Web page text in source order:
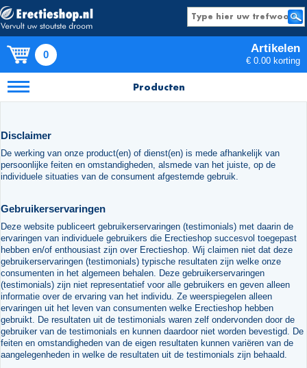
0 Artikelen
€ 0.00 korting
Producten
Disclaimer
De werking van onze product(en) of dienst(en) is mede afhankelijk van
persoonlijke feiten en omstandigheden, alsmede van het juiste, op de
individuele situaties van de consument afgestemde gebruik.
Gebruikerservaringen
Deze website publiceert gebruikerservaringen (testimonials) met daarin de
ervaringen van individuele gebruikers die Erectieshop succesvol toegepast
hebben en/of enthousiast zijn over Erectieshop. Wij claimen niet dat deze
gebruikerservaringen (testimonials) typische resultaten zijn welke onze
consumenten in het algemeen behalen. Deze gebruikerservaringen
(testimonials) zijn niet representatief voor alle gebruikers en geven alleen
informatie over de ervaring van het individu. Ze weerspiegelen alleen
ervaringen uit het leven van consumenten welke Erectieshop hebben
gebruikt. De resultaten uit de testimonials waren zelf ondervonden door de
gebruiker van de testimonials en kunnen daardoor niet worden bevestigd. De
feiten en omstandigheden van de eigen resultaten kunnen variëren van de
aangelegenheden in welke de resultaten uit de testimonials zijn behaald.